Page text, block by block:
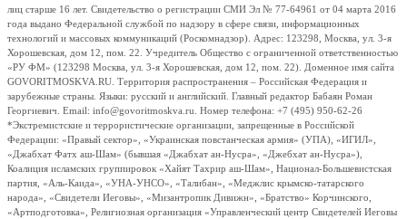
лиц старше 16 лет. Свидетельство о регистрации СМИ Эл № 77-64961 от 04 марта 2016
года выдано Федеральной службой по надзору в сфере связи, информационных
технологий и массовых коммуникаций (Роскомнадзор). Адрес: 123298, Москва, ул. 3-я
Хорошевская, дом 12, пом. 22. Учредитель Общество с ограниченной ответственностью
«РУ ФМ» (123298 Москва, ул. 3-я Хорошевская, дом 12, пом. 22). Доменное имя сайта
GOVORITMOSKVA.RU. Территория распространения – Российская Федерация и
зарубежные страны. Языки: русский и английский. Главный редактор Бабаян Роман
Георгиевич. Email: info@govoritmoskva.ru. Номер телефона: +7 (495) 950-62-26
*Экстремистские и террористические организации, запрещенные в Российской
Федерации: «Правый сектор», «Украинская повстанческая армия» (УПА), «ИГИЛ»,
«Джабхат Фатх аш-Шам» (бывшая «Джабхат ан-Нусра», «Джебхат ан-Нусра»),
Коалиция исламских группировок «Хайят Тахрир аш-Шам», Национал-Большевистская
партия, «Аль-Каида», «УНА-УНСО», «Талибан», «Меджлис крымско-татарского
народа», «Свидетели Иеговы», «Мизантропик Дивижн», «Братство» Корчинского,
«Артподготовка», Религиозная организация «Управленческий центр Свидетелей Иеговы